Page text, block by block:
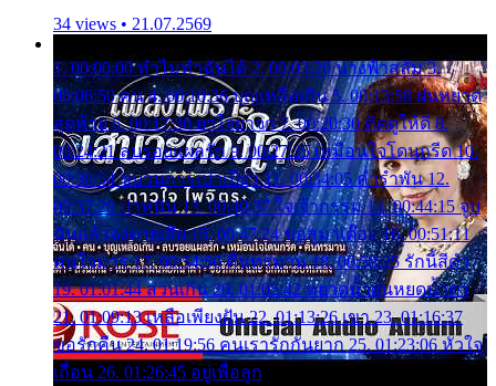
34 views • 21.07.2569
1. 00:00:00 ทำไมทำฉันได้ 2. 00:03:20 นางฟ้าสลัม 3.
00:06:50 คน 4. 00:10:36 บุญเหลือเกิน 5. 00:13:58 ฝนหยาด
สุดท้าย 6. 00:17:30 ยาใจยาจก 7. 00:20:30 คิดดูให้ดี 8.
00:24:21 ลบรอยแผลรัก 9. 00:27:35 เหมือนใจโดนกรีด 10.
00:30:54 ขบวนการเปาเปียว 11. 00:34:05 คำรำพัน 12.
00:37:20 ปาหนัน 13. 00:40:37 ใจเจ้ากรรม 14. 00:44:15 จูบ
ฉันแล้วจงตายเสีย 15. 00:47:24 ขอสูมาเต๊อะ 16. 00:51:11
คนใจมาร 17. 00:54:50 คืนทรมาน 18. 00:58:25 รักนี้สีดำ
19. 01:01:44 ส่วนเกิน 20. 01:05:42 หยาดน้ำฝนหยดน้ำตา
21. 01:09:13 เหลือเพียงฝัน 22. 01:13:26 เขา 23. 01:16:37
ขอรักคืน 24. 01:19:56 คนเรารักกันยาก 25. 01:23:06 หัวใจ
เถื่อน 26. 01:26:45 อยู่เพื่อลูก